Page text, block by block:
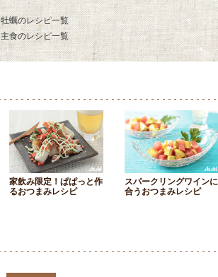
牡蠣のレシピ一覧
主食のレシピ一覧
家飲み限定！ぱぱっと作
るおつまみレシピ
スパークリングワインに
合うおつまみレシピ